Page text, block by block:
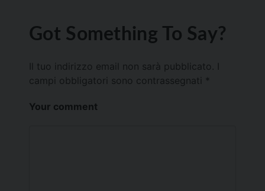
Got Something To Say?
Il tuo indirizzo email non sarà pubblicato.
campi obbligatori sono contrassegnati *
Your comment